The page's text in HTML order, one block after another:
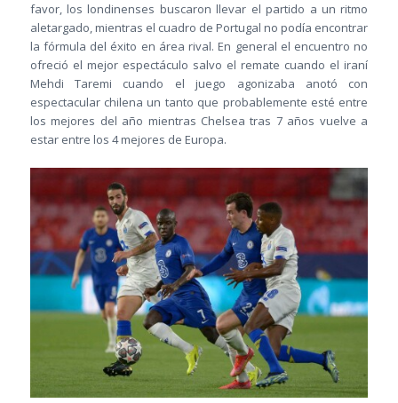
favor, los londinenses buscaron llevar el partido a un ritmo
aletargado, mientras el cuadro de Portugal no podía encontrar
la fórmula del éxito en área rival. En general el encuentro no
ofreció el mejor espectáculo salvo el remate cuando el iraní
Mehdi Taremi cuando el juego agonizaba anotó con
espectacular chilena un tanto que probablemente esté entre
los mejores del año mientras Chelsea tras 7 años vuelve a
estar entre los 4 mejores de Europa.